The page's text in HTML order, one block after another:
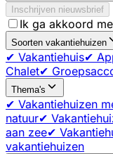
Inschrijven nieuwsbrief
Ik ga akkoord
Soorten vakantiehuizen
✔ Vakantiehuis✔
Chalet✔
Thema's
✔ Vakantiehuizen
natuur✔
aan zee✔
vakantiehuizen